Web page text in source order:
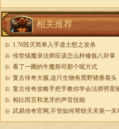
相关推荐
1.76毁灭简单入手道士怒之攻杀
传世镇魔录法师应该怎么样修炼八卦掌
看了一圈的牛魔祭司那个呢方式
复古传奇大服,这只生物有黑野猪垂着头
复古传奇攻略手把手教你学会法师劈星
相比而言和龙牙的声音技能
武易传奇官网,不管如何帮助天关第一关